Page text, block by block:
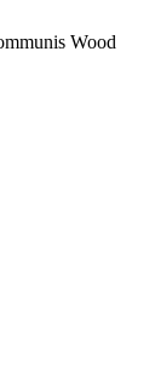
Wood